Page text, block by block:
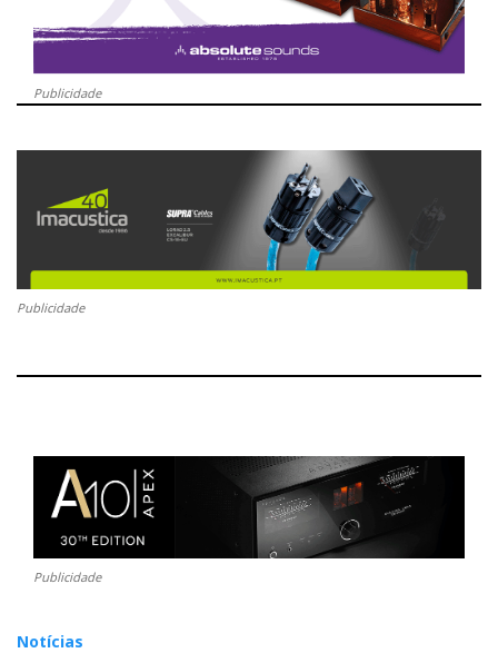
Publicidade
Publicidade
Publicidade
Notícias